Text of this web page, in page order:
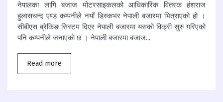
नेपालका लागि बजाज मोटरसाइकलको आधिकारिक वितरक हंशराज
हुलासचन्द एण्ड कम्पनीले नयाँ डिस्कभर नेपाली बजारमा भित्राएको हो ।
सीबीएस ब्रेकिङ सिस्टम दिएर नेपाली बजारमा यसको विक्री सुरु गरिएको
पनि कम्पनीले जनाएको छ । नेपाली बजारमा बजाज...
Read more